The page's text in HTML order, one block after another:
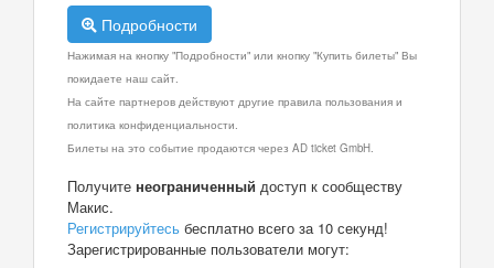
Подробности
Нажимая на кнопку "Подробности" или кнопку "Купить билеты" Вы
покидаете наш сайт.
На сайте партнеров действуют другие правила пользования и
политика конфиденциальности.
Билеты на это событие продаются через AD ticket GmbH.
Получите неограниченный доступ к сообществу
Макис.
Регистрируйтесь бесплатно всего за 10 секунд!
Зарегистрированные пользователи могут: